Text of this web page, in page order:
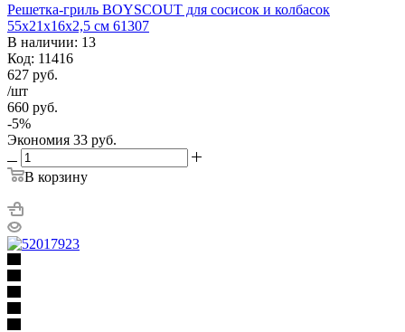
Решетка-гриль BOYSCOUT для сосисок и колбасок
55x21x16x2,5 cм 61307
В наличии: 13
Код: 11416
627 руб.
/шт
660 руб.
-5%
Экономия 33 руб.
В корзину